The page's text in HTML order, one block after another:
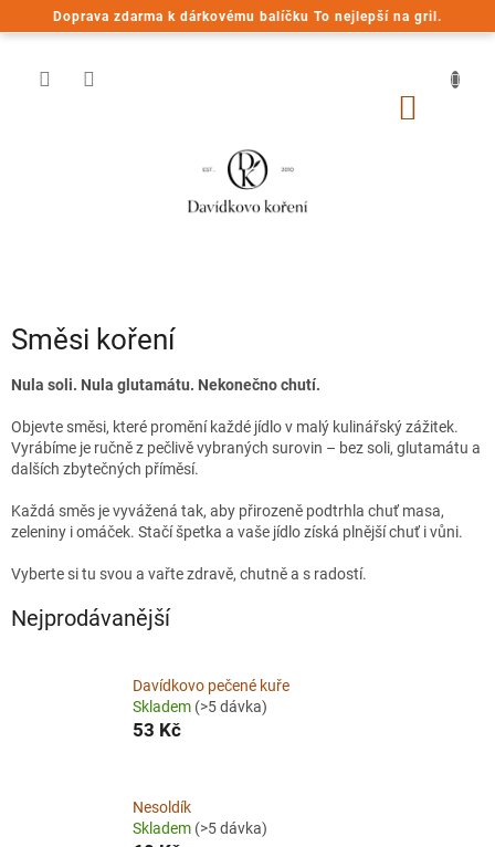
Doprava zdarma k dárkovému balíčku To nejlepší na gril.
na
Směsi koření
Nula soli. Nula glutamátu. Nekonečno chutí.
Objevte směsi, které promění každé jídlo v malý kulinářský zážitek.
Vyrábíme je ručně z pečlivě vybraných surovin – bez soli, glutamátu a
dalších zbytečných příměsí.
Každá směs je vyvážená tak, aby přirozeně podtrhla chuť masa,
zeleniny i omáček. Stačí špetka a vaše jídlo získá plnější chuť i vůni.
Vyberte si tu svou a vařte zdravě, chutně a s radostí.
Nejprodávanější
Davídkovo pečené kuře
Skladem (>5 dávka)
53 Kč
Nesoldík
Skladem (>5 dávka)